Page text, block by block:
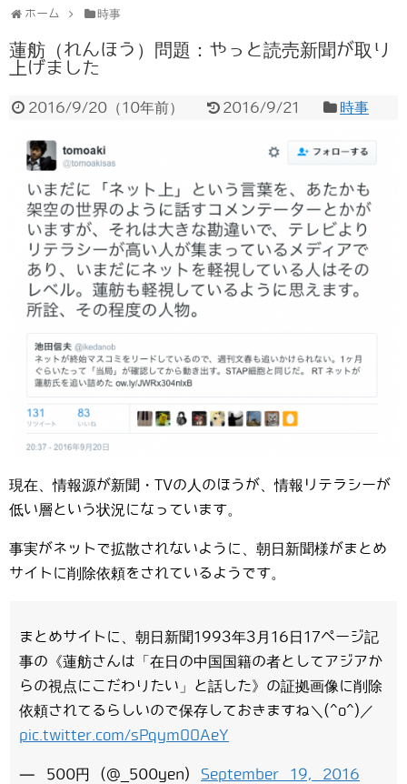
ホーム 時事
蓮舫（れんほう）問題：やっと読売新聞が取り
上げました
2016/9/20（10年前） 2016/9/21 時事
現在、情報源が新聞・TVの人のほうが、情報リテラシーが
低い層という状況になっています。
事実がネットで拡散されないように、朝日新聞様がまとめ
サイトに削除依頼をされているようです。
まとめサイトに、朝日新聞1993年3月16日17ページ記
事の《蓮舫さんは「在日の中国国籍の者としてアジアか
らの視点にこだわりたい」と話した》の証拠画像に削除
依頼されてるらしいので保存しておきますね＼(^o^)／
pic.twitter.com/sPqymOOAeY
— 500円 (@_500yen) September 19, 2016